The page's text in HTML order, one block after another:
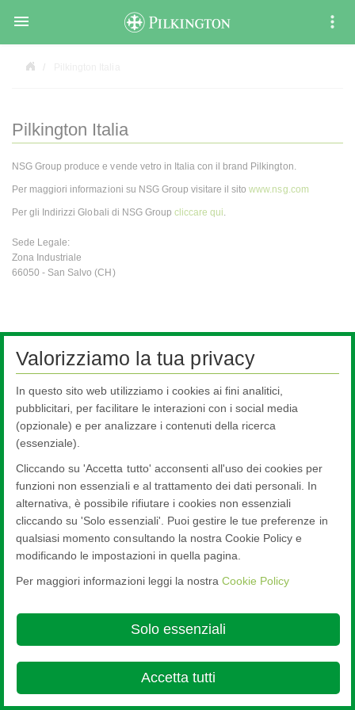

Pilkington Italia
NSG Group produce e vende vetro in Italia con il brand Pilkington.
Per maggiori informazioni su NSG Group visitare il sitowww.nsg.com
Per gli Indirizzi Globali di NSG Group cliccare qui
Sede Legale:
Zona Industriale
66050 - San Salvo (CH)
Informazioni su NSG Group
Sostenibilità
Codice Etico
GDPR Informativa Fornitori
Sicurezza, Ambiente ed Energia
Nippon Sheet Glass Co., Ltd.
Cookie Policy
Ethics and Compliance Hotline Legal Notice
Privacy
Terms & Conditions

© Copyright 2026
Valorizziamo la tua privacy
In questo sito web utilizziamo i cookies ai fini analitici,
pubblicitari, per facilitare le interazioni con i social media
(opzionale) e per analizzare i contenuti della ricerca
(essenziale).
Cliccando su 'Accetta tutto' acconsenti all'uso dei cookies per
funzioni non essenziali e al trattamento dei dati personali. In
alternativa, è possibile rifiutare i cookies non essenziali
cliccando su 'Solo essenziali'. Puoi gestire le tue preferenze in
qualsiasi momento consultando la nostra Cookie Policy e
modificando le impostazioni in quella pagina.
Per maggiori informazioni leggi la nostra Cookie Policy
Solo essenziali
Accetta tutti